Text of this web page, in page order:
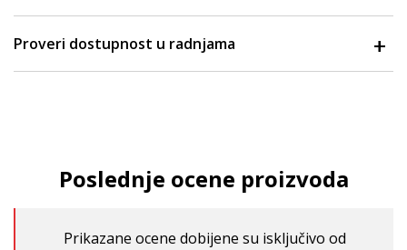
Proveri dostupnost u radnjama
Poslednje ocene proizvoda
Prikazane ocene dobijene su isključivo od